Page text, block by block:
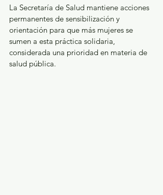
La Secretaría de Salud mantiene acciones
permanentes de sensibilización y
orientación para que más mujeres se
sumen a esta práctica solidaria,
considerada una prioridad en materia de
salud pública.